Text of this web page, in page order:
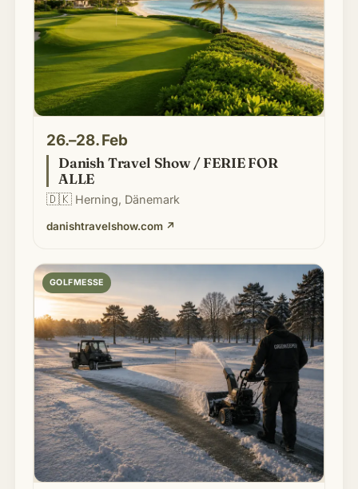
26.–28. Feb
Danish Travel Show / FERIE FOR
ALLE
🇩🇰Herning, Dänemark
danishtravelshow.com ↗
GOLFMESSE